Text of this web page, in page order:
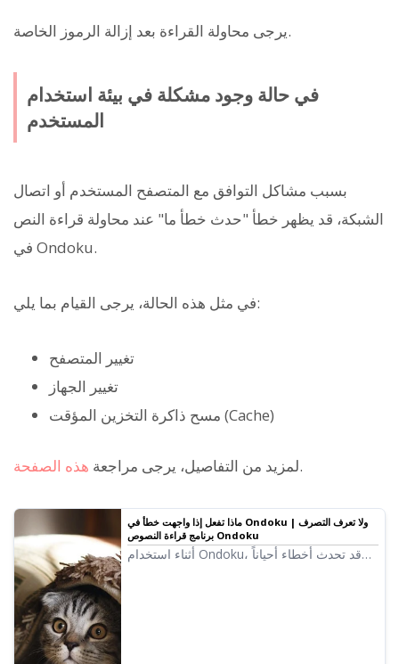
يرجى محاولة القراءة بعد إزالة الرموز الخاصة.
في حالة وجود مشكلة في بيئة استخدام
المستخدم
بسبب مشاكل التوافق مع المتصفح المستخدم أو اتصال
الشبكة، قد يظهر خطأ "حدث خطأ ما" عند محاولة قراءة النص
في Ondoku.
في مثل هذه الحالة، يرجى القيام بما يلي:
تغيير المتصفح
تغيير الجهاز
مسح ذاكرة التخزين المؤقت (Cache)
لمزيد من التفاصيل، يرجى مراجعة هذه الصفحة .
ماذا تفعل إذا واجهت خطأ في Ondoku ولا تعرف التصرف |
برنامج قراءة النصوص Ondoku
أثناء استخدام Ondoku، قد تحدث أخطاء أحياناً